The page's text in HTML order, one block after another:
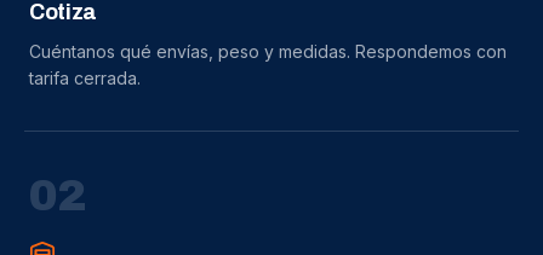
Cotiza
Cuéntanos qué envías, peso y medidas. Respondemos con
tarifa cerrada.
02